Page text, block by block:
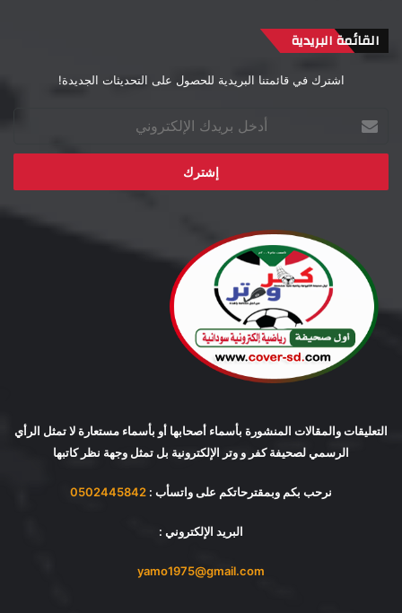
القائمة البريدية
اشترك في قائمتنا البريدية للحصول على التحديثات الجديدة!
بريدك
الإلكتروني
التعليقات والمقالات المنشورة بأسماء أصحابها أو بأسماء مستعارة لا تمثل الرأي
الرسمي لصحيفة كفر و وتر الإلكترونية بل تمثل وجهة نظر كاتبها
نرحب بكم وبمقترحاتكم على واتسأب : 0502445842
البريد الإلكتروني :
yamo1975@gmail.com